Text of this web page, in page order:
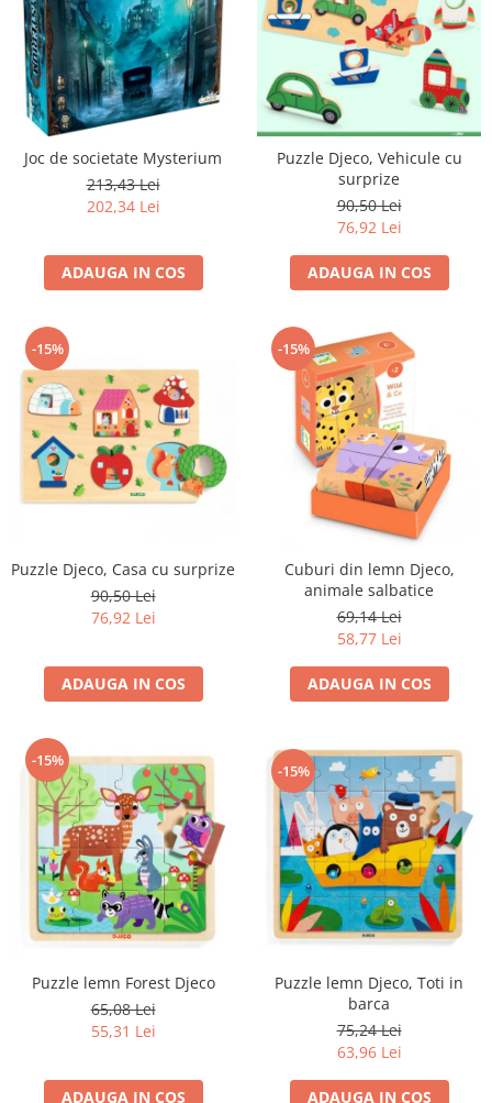
Joc de societate Mysterium
213,43 Lei
202,34 Lei
ADAUGA IN COS
Puzzle Djeco, Vehicule cu
surprize
90,50 Lei
76,92 Lei
ADAUGA IN COS
-15%
Puzzle Djeco, Casa cu surprize
90,50 Lei
76,92 Lei
ADAUGA IN COS
-15%
Cuburi din lemn Djeco,
animale salbatice
69,14 Lei
58,77 Lei
ADAUGA IN COS
-15%
Puzzle lemn Forest Djeco
65,08 Lei
55,31 Lei
ADAUGA IN COS
-15%
Puzzle lemn Djeco, Toti in
barca
75,24 Lei
63,96 Lei
ADAUGA IN COS